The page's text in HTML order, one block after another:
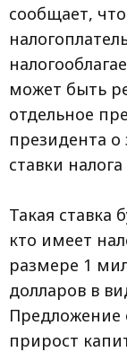
сообщает,
может быть
отдельное
президента
ставки
Такая ставка
кто имеет
размере 1
долларов в
Предложение
прирост